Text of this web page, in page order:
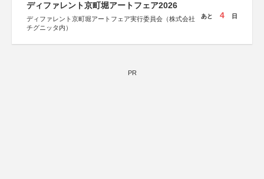
ディファレント京町堀アートフェア2026
ディファレント京町堀アートフェア実行委員会（株式会社
チグニッタ内）
あと 4 日
PR